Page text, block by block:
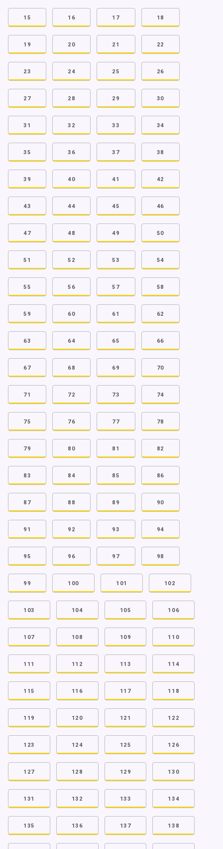
15 16 17 18
19 20 21 22
23 24 25 26
27 28 29 30
31 32 33 34
35 36 37 38
39 40 41 42
43 44 45 46
47 48 49 50
51 52 53 54
55 56 57 58
59 60 61 62
63 64 65 66
67 68 69 70
71 72 73 74
75 76 77 78
79 80 81 82
83 84 85 86
87 88 89 90
91 92 93 94
95 96 97 98
99 100 101 102
103 104 105 106
107 108 109 110
111 112 113 114
115 116 117 118
119 120 121 122
123 124 125 126
127 128 129 130
131 132 133 134
135 136 137 138